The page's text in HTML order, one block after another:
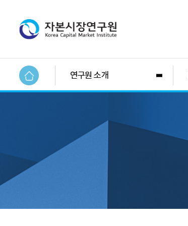
연구원 소개